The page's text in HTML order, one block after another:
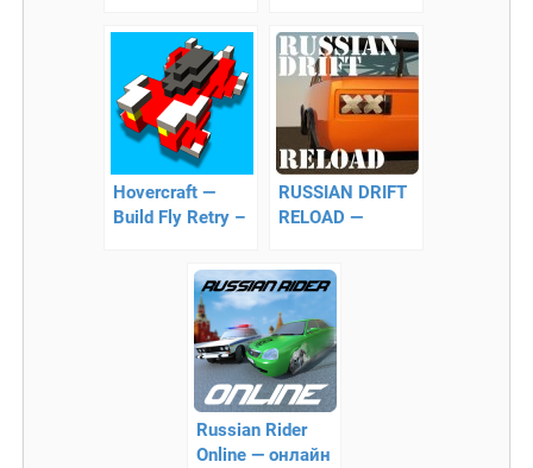
гонки
Hovercraft —
Build Fly Retry –
пиксельных
кораблей!
RUSSIAN DRIFT
RELOAD —
королем дорог
Russian Rider
Online — онлайн